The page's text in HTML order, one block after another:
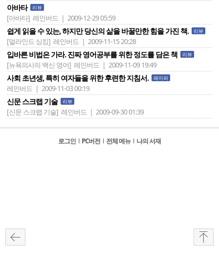
아바타 리뷰
[아바타] 레인버드 | 2009-12-29 05:59
쉽게 읽을 수 있는, 하지만 당신의 삶을 바꿀만한 힘을 가진 책. 리뷰
[얼라인드 싱킹] 레인버드 | 2009-11-15 20:28
입바른 비법은 가라. 진짜 영어공부를 위한 정도를 담은 책 리뷰
[뉴욕의사의 백신 영어] 레인버드 | 2009-11-09 19:49
사회 초년생, 특히 여자들을 위한 후련한 지침서. 페이퍼
레인버드 | 2009-11-03 00:19
신문 스크랩 기술 리뷰
[신문 스크랩 기술] 레인버드 | 2009-09-30 01:39
로그인 l PC버전 l 전체 메뉴 l 나의 서재